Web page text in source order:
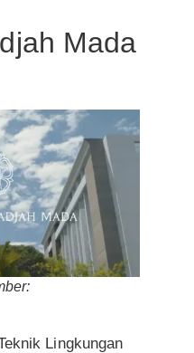
Mada
Lingkungan